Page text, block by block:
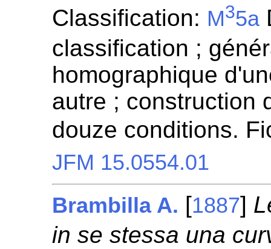
Classification: M35a
classification ;
homographique
autre ; construction
douze conditions.
JFM 15.0554.01
Brambilla A. [1887]
in se stessa una